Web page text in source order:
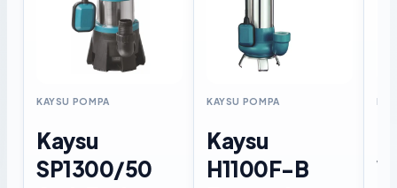
KAYSU POMPA
Kaysu
SP1300/50
KAYSU POMPA
Kaysu
H1100F-B